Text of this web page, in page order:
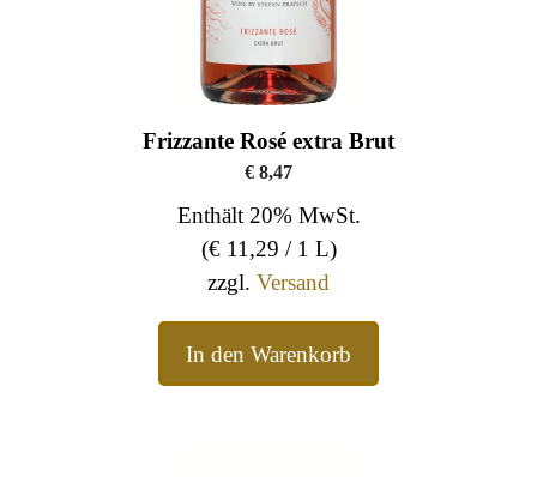
Frizzante Rosé extra Brut
€8,47
Enthält 20% MwSt.
(€11,29 / 1 L)
zzgl. Versand
In den Warenkorb